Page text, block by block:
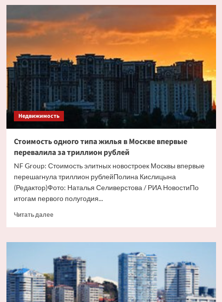
Богачи
бросились
скупать
элитного
жилья
в
Москве
Недвижимость
Стоимость одного типа жилья в Москве впервые
перевалила за триллион рублей
NF Group: Стоимость элитных новостроек Москвы впервые
перешагнула триллион рублейПолина Кислицына
(Редактор)Фото: Наталья Селиверстова / РИА НовостиПо
итогам первого полугодия...
Читать далееПрочитать
Стоимость
типа
жилья
в
Москве
впервые